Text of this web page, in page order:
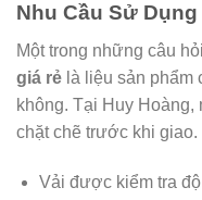
Nhu Cầu Sử
Một trong những câu
giá rẻ là liệu sản phẩm
không. Tại Huy
chặt chẽ trước khi giao.
Vải được kiểm tra